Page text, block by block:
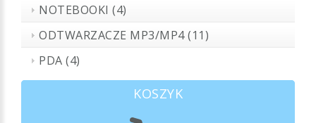
NOTEBOOKI (4)
ODTWARZACZE MP3/MP4 (11)
PDA (4)
KOSZYK